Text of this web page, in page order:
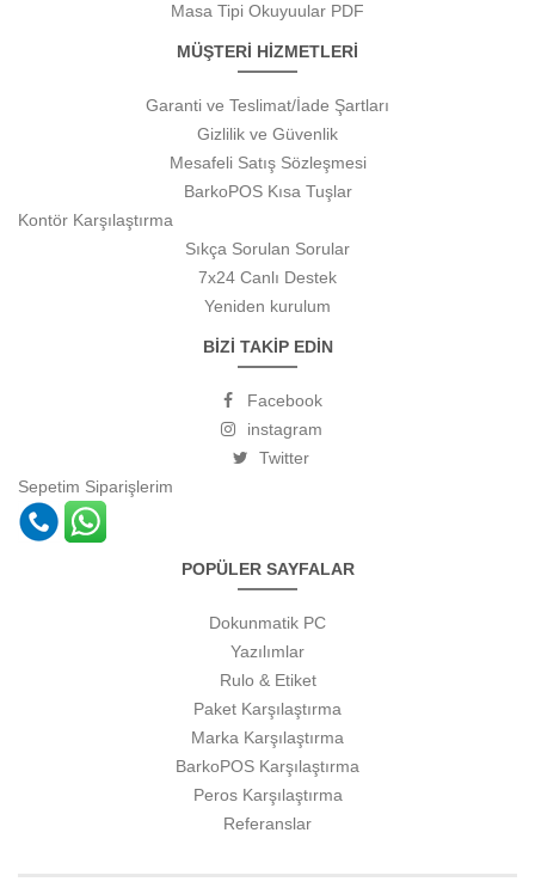
Masa Tipi Okuyuular PDF
MÜŞTERİ HİZMETLERİ
Garanti ve Teslimat/İade Şartları
Gizlilik ve Güvenlik
Mesafeli Satış Sözleşmesi
BarkoPOS Kısa Tuşlar
Kontör Karşılaştırma
Sıkça Sorulan Sorular
7x24 Canlı Destek
Yeniden kurulum
BİZİ TAKİP EDİN
Facebook
instagram
Twitter
Sepetim Siparişlerim
POPÜLER SAYFALAR
Dokunmatik PC
Yazılımlar
Rulo & Etiket
Paket Karşılaştırma
Marka Karşılaştırma
BarkoPOS Karşılaştırma
Peros Karşılaştırma
Referanslar